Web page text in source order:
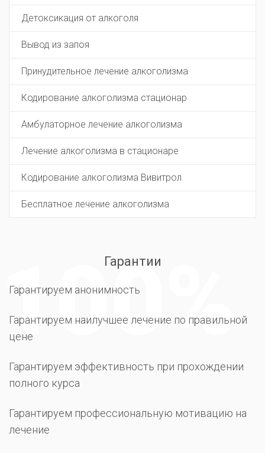
Детоксикация от алкоголя
Вывод из запоя
Принудительное лечение алкоголизма
Кодирование алкоголизма стационар
Амбулаторное лечение алкоголизма
Лечение алкоголизма в стационаре
Кодирование алкоголизма Вивитрол
Бесплатное лечение алкоголизма
Гарантии
Гарантируем анонимность
Гарантируем наилучшее лечение по правильной
цене
Гарантируем эффективность при прохождении
полного курса
Гарантируем профессиональную мотивацию на
лечение